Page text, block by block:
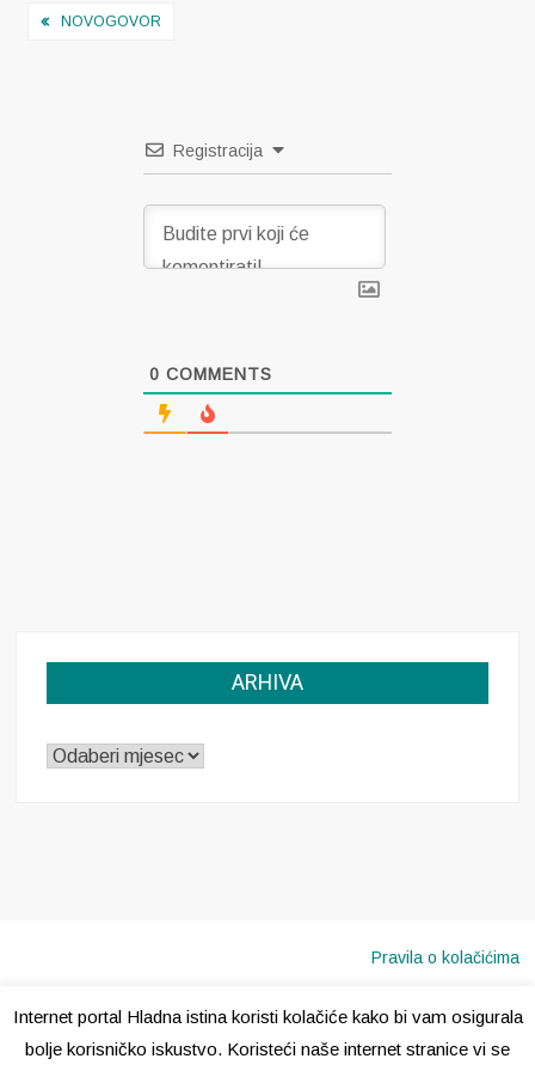
Navigacija
NOVOGOVOR
Registracija
0 COMMENTS
ARHIVA
ARHIVA
Pravila o kolačićima
Internet portal Hladna istina koristi kolačiće kako bi vam osigurala
bolje korisničko iskustvo. Koristeći naše internet stranice vi se
Copyright © 2020 · Sva prava pridržana · Hladna Istina